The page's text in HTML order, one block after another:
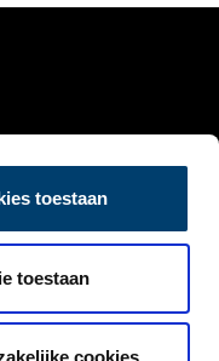
toestaan
toestaan
cookies